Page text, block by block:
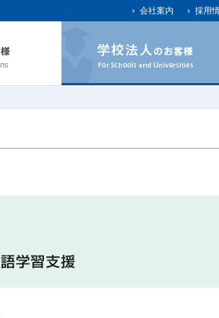
採用
会社案内